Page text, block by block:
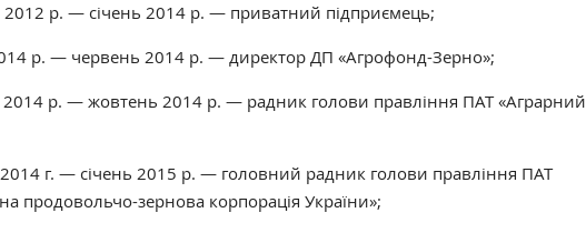
р. — січень 2014 р. — приватний підприємець;
р. — червень 2014 р. — директор ДП «Агрофонд-Зерно»;
2014 р. — жовтень 2014 р. — радник голови правління ПАТ «Аграрний
г. — січень 2015 р. — головний радник голови правління ПАТ
продовольчо-зернова корпорація України»;